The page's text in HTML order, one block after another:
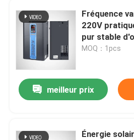
Fréquence
220V
pur stable
MOQ：1pcs
meilleur prix
Énergie